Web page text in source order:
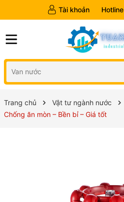
Tài khoản Hotline
Trang chủ Vật tư ngành nước
Chống ăn mòn – Bền bỉ – Giá tốt